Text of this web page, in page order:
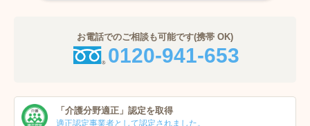
お電話でのご相談も可能です(携帯 OK)
0120-941-653
「介護分野適正」 認定を取得
適正認定事業者として認定されました。